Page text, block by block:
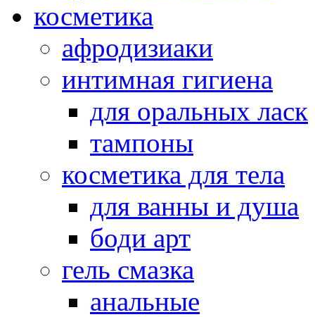
косметика
афродизиаки
интимная гигиена
для оральных ласк
тампоны
косметика для тела
для ванны и душа
боди арт
гель смазка
анальные